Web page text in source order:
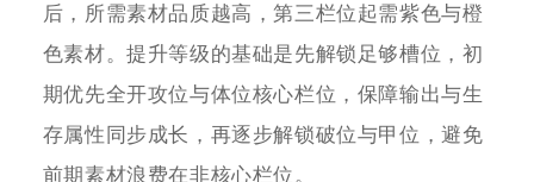
后，所需素材品质越高，第三栏位起需紫色与橙
色素材。提升等级的基础是先解锁足够槽位，初
期优先全开攻位与体位核心栏位，保障输出与生
存属性同步成长，再逐步解锁破位与甲位，避免
前期素材浪费在非核心栏位。